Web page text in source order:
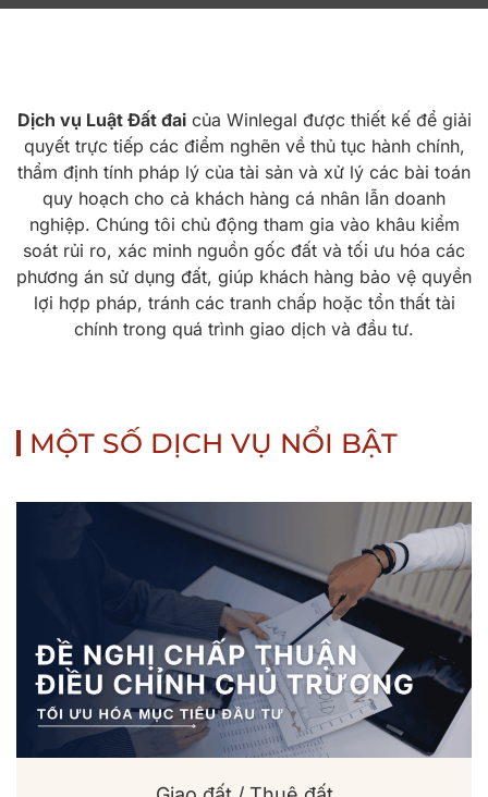
Dịch vụ Luật Đất đaicủa Winlegal được thiết kế để giải
quyết trực tiếp các điểm nghẽn về thủ tục hành chính,
thẩm định tính pháp lý của tài sản và xử lý các bài toán
quy hoạch cho cả khách hàng cá nhân lẫn doanh
nghiệp. Chúng tôi chủ động tham gia vào khâu kiểm
soát rủi ro, xác minh nguồn gốc đất và tối ưu hóa các
phương án sử dụng đất, giúp khách hàng bảo vệ quyền
lợi hợp pháp, tránh các tranh chấp hoặc tổn thất tài
chính trong quá trình giao dịch và đầu tư.
MỘT SỐ DỊCH VỤ NỔI BẬT